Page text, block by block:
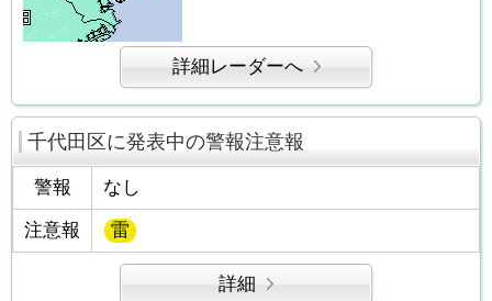
詳細レーダーへ
千代田区に発表中の警報注意報
警報 なし
注意報 雷
詳細